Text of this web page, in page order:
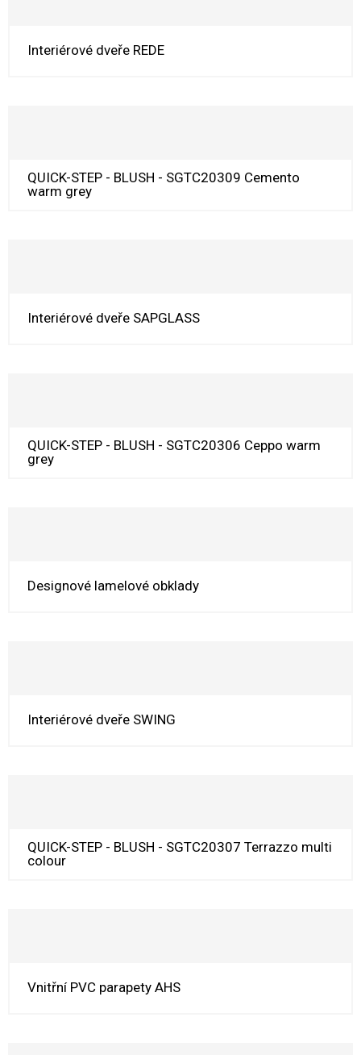
Interiérové dveře REDE
QUICK-STEP - BLUSH - SGTC20309 Cemento
warm grey
Interiérové dveře SAPGLASS
QUICK-STEP - BLUSH - SGTC20306 Ceppo warm
grey
Designové lamelové obklady
Interiérové dveře SWING
QUICK-STEP - BLUSH - SGTC20307 Terrazzo multi
colour
Vnitřní PVC parapety AHS